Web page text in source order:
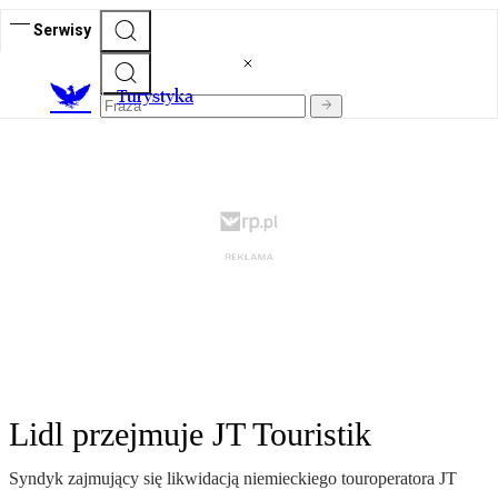
Serwisy
Turystyka
Lidl przejmuje JT Touristik
Syndyk zajmujący się likwidacją niemieckiego touroperatora JT